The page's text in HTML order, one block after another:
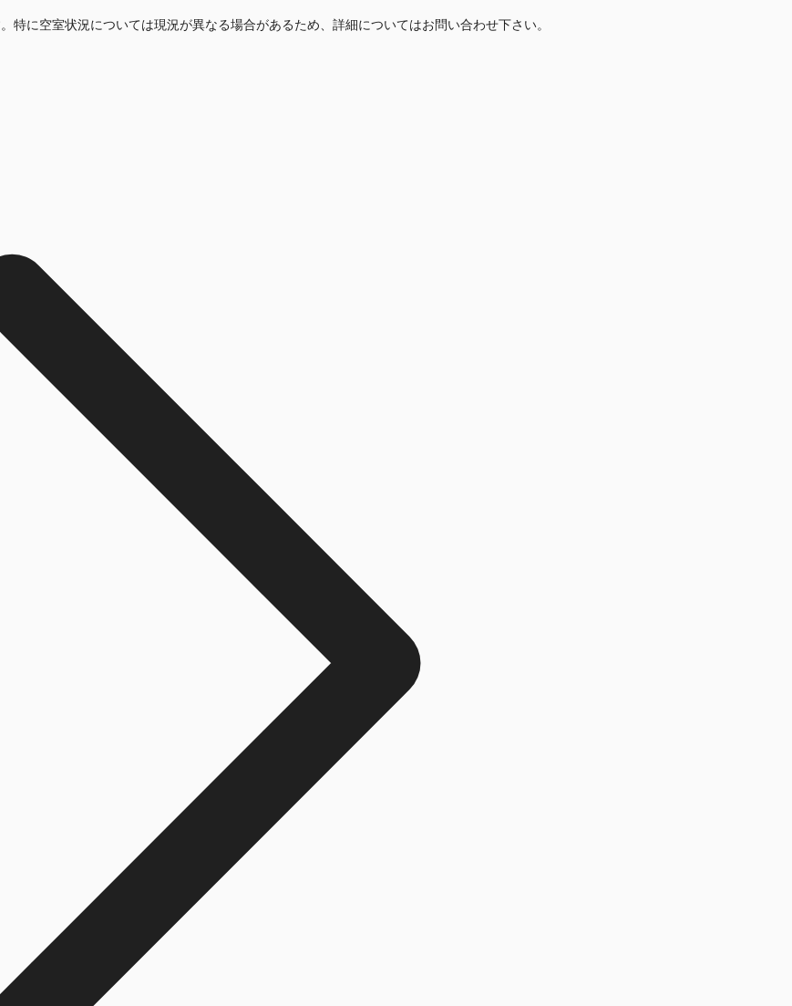
に空室状況については現況が異なる場合があるため、詳細についてはお問い合わせ下さい。